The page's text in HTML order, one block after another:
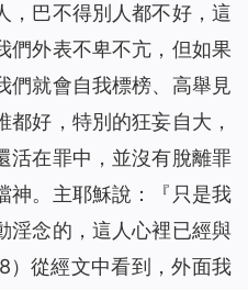
，巴不得別人都不好，這
們外表不卑不亢，但如果
們就會自我標榜、高舉見
好，特別的狂妄自大，
活在罪中，並沒有脫離罪
神。主耶穌說 ： 『 只是我
淫念的，這人心裡已經與
）從經文中看到，外面我